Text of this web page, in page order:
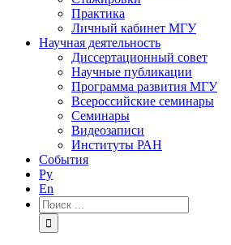
Практика
Личный кабинет МГУ
Научная деятельность
Диссертационный совет
Научные публикации
Программа развития МГУ
Всероссийские семинары
Семинары
Видеозаписи
Институты РАН
События
Ру
En
Результат
поиска: